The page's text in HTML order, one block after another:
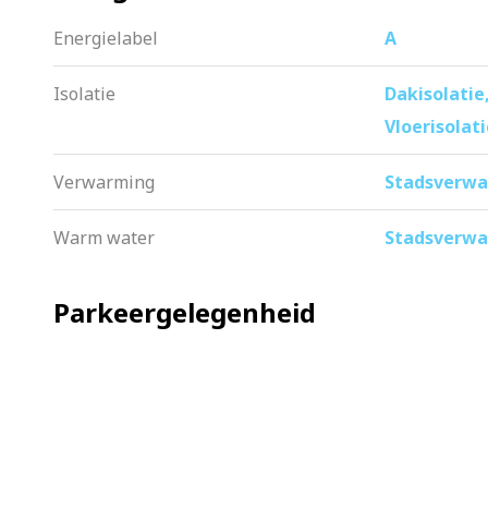
Energielabel A
Isolatie
Verwarming
Warm water
Parkeergelegenheid